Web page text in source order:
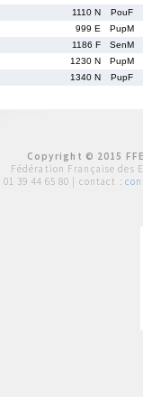
1110 N
PouF
999 E
PupM
1186 F
SenM
1230 N
PupM
1340 N PupF
Copyright © 2015
Fédération Française des
01 39 44 65 80 | contact :